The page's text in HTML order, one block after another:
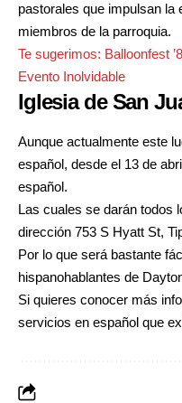
pastorales que impulsan la
miembros de la parroquia.
Te sugerimos: Balloonfest
Evento Inolvidable
Iglesia de San
Aunque actualmente este
español, desde el 13 de
español.
Las cuales se darán todos
dirección 753 S Hyatt St,
Por lo que será bastante
hispanohablantes de
Si quieres conocer más
servicios en español que